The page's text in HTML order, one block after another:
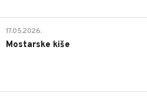
17.05.2026.
Mostarske kiše